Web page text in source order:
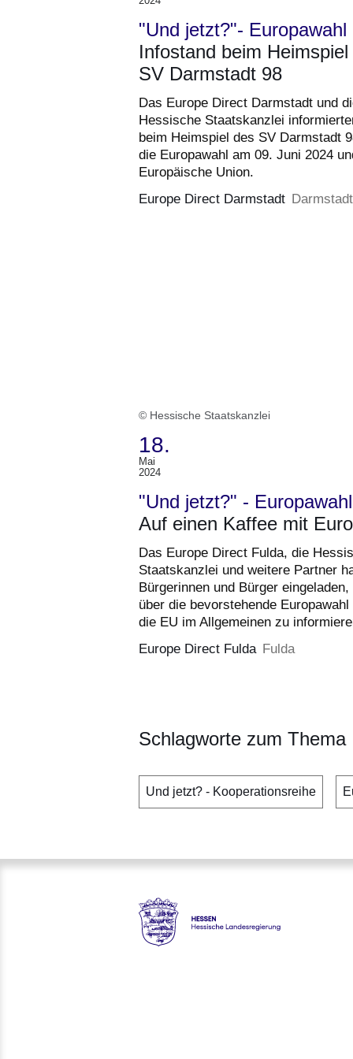
April
2024)
"Und jetzt?"- Europawahl
Infostand beim Heimspiel
SV Darmstadt 98
Das Europe Direct Darmstadt und
Hessische Staatskanzlei
beim Heimspiel des SV Darmstadt
die Europawahl am 09. Juni 2024
Europäische Union.
Europe Direct Darmstadt Darmstadt
© Hessische Staatskanzlei
18.
Mai
2024
(Termin:
Mai
2024)
"Und jetzt?" - Europawahl
Auf einen Kaffee mit
Das Europe Direct Fulda, die
Staatskanzlei und weitere Partner
Bürgerinnen und Bürger
über die bevorstehende Europawahl
die EU im Allgemeinen zu
Europe Direct Fulda Fulda
Schlagworte zum Thema
Und jetzt? - Kooperationsreihe
Hessen - Europanetzwerk